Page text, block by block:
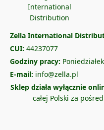
Zella International
CUI: 44237077
Godziny pracy:
E-mail: info@zella.pl
Sklep działa wyłącznie
całej Polski za